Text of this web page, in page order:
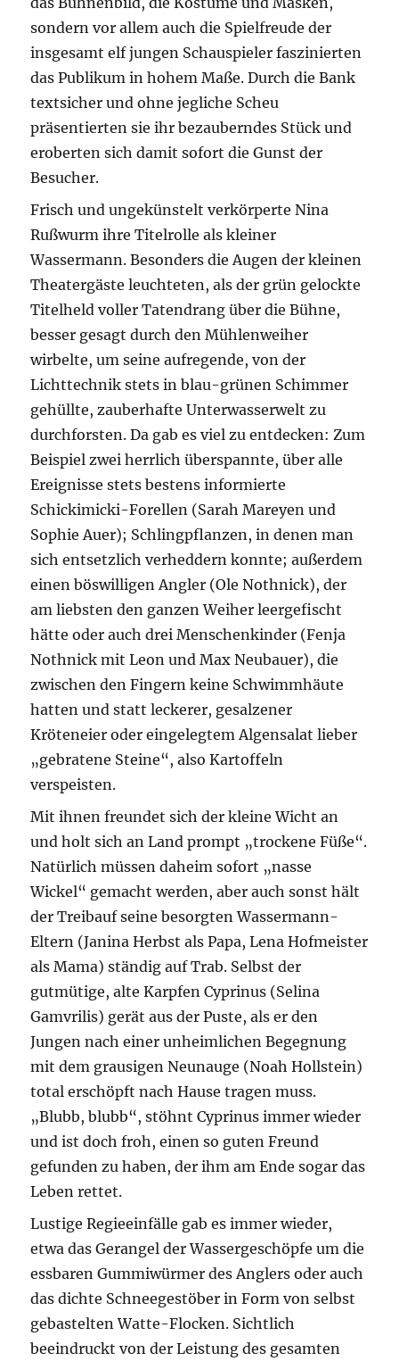
sondern vor allem auch die Spielfreude der
insgesamt elf jungen Schauspieler faszinierten
das Publikum in hohem Maße. Durch die Bank
textsicher und ohne jegliche Scheu
präsentierten sie ihr bezauberndes Stück und
eroberten sich damit sofort die Gunst der
Besucher.
Frisch und ungekünstelt verkörperte Nina
Rußwurm ihre Titelrolle als kleiner
Wassermann. Besonders die Augen der kleinen
Theatergäste leuchteten, als der grün gelockte
Titelheld voller Tatendrang über die Bühne,
besser gesagt durch den Mühlenweiher
wirbelte, um seine aufregende, von der
Lichttechnik stets in blau-grünen Schimmer
gehüllte, zauberhafte Unterwasserwelt zu
durchforsten. Da gab es viel zu entdecken: Zum
Beispiel zwei herrlich überspannte, über alle
Ereignisse stets bestens informierte
Schickimicki-Forellen (Sarah Mareyen und
Sophie Auer); Schlingpflanzen, in denen man
sich entsetzlich verheddern konnte; außerdem
einen böswilligen Angler (Ole Nothnick), der
am liebsten den ganzen Weiher leergefischt
hätte oder auch drei Menschenkinder (Fenja
Nothnick mit Leon und Max Neubauer), die
zwischen den Fingern keine Schwimmhäute
hatten und statt leckerer, gesalzener
Kröteneier oder eingelegtem Algensalat lieber
„gebratene Steine“, also Kartoffeln
verspeisten.
Mit ihnen freundet sich der kleine Wicht an
und holt sich an Land prompt „trockene Füße“.
Natürlich müssen daheim sofort „nasse
Wickel“ gemacht werden, aber auch sonst hält
der Treibauf seine besorgten Wassermann-
Eltern (Janina Herbst als Papa, Lena Hofmeister
als Mama) ständig auf Trab. Selbst der
gutmütige, alte Karpfen Cyprinus (Selina
Gamvrilis) gerät aus der Puste, als er den
Jungen nach einer unheimlichen Begegnung
mit dem grausigen Neunauge (Noah Hollstein)
total erschöpft nach Hause tragen muss.
„Blubb, blubb“, stöhnt Cyprinus immer wieder
und ist doch froh, einen so guten Freund
gefunden zu haben, der ihm am Ende sogar das
Leben rettet.
Lustige Regieeinfälle gab es immer wieder,
etwa das Gerangel der Wassergeschöpfe um die
essbaren Gummiwürmer des Anglers oder auch
das dichte Schneegestöber in Form von selbst
gebastelten Watte-Flocken. Sichtlich
beeindruckt von der Leistung des gesamten